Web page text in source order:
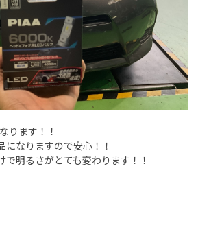
ります！！
なりますので安心！！
で明るさがとても変わります！！